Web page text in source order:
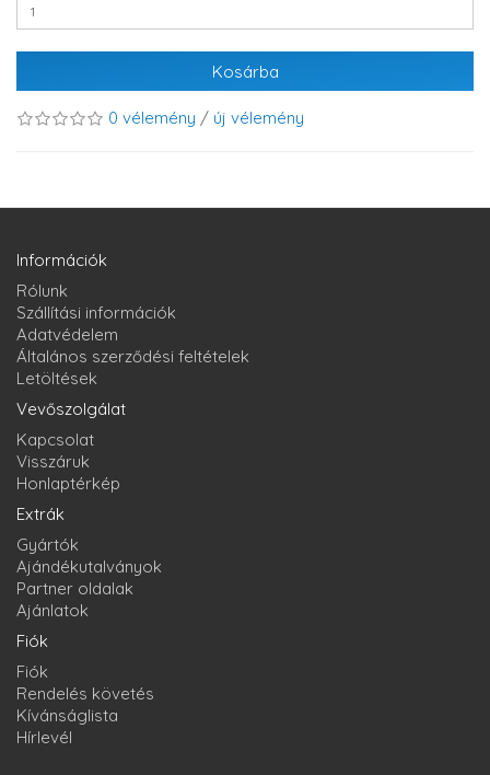
Kosárba
0 vélemény / új vélemény
Információk
Rólunk
Szállítási információk
Adatvédelem
Általános szerződési feltételek
Letöltések
Vevőszolgálat
Kapcsolat
Visszáruk
Honlaptérkép
Extrák
Gyártók
Ajándékutalványok
Partner oldalak
Ajánlatok
Fiók
Fiók
Rendelés követés
Kívánságlista
Hírlevél